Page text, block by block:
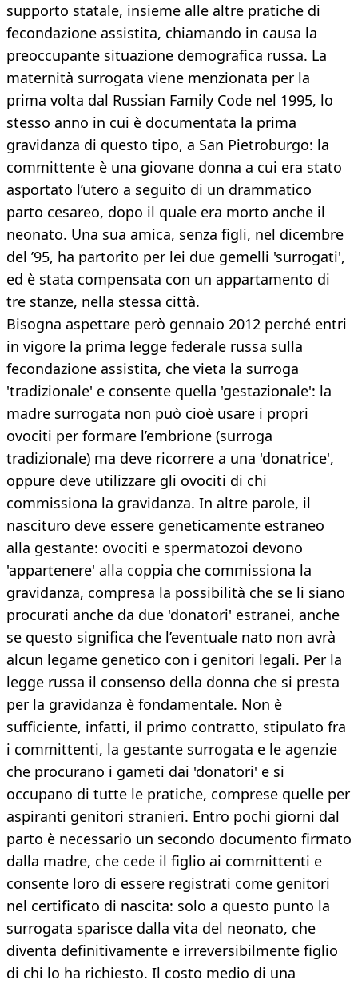
supporto statale, insieme alle altre pratiche di
fecondazione assistita, chiamando in causa la
preoccupante situazione demografica russa. La
maternità surrogata viene menzionata per la
prima volta dal Russian Family Code nel 1995, lo
stesso anno in cui è documentata la prima
gravidanza di questo tipo, a San Pietroburgo: la
committente è una giovane donna a cui era stato
asportato l’utero a seguito di un drammatico
parto cesareo, dopo il quale era morto anche il
neonato. Una sua amica, senza figli, nel dicembre
del ’95, ha partorito per lei due gemelli 'surrogati',
ed è stata compensata con un appartamento di
tre stanze, nella stessa città.
Bisogna aspettare però gennaio 2012 perché entri
in vigore la prima legge federale russa sulla
fecondazione assistita, che vieta la surroga
'tradizionale' e consente quella 'gestazionale': la
madre surrogata non può cioè usare i propri
ovociti per formare l’embrione (surroga
tradizionale) ma deve ricorrere a una 'donatrice',
oppure deve utilizzare gli ovociti di chi
commissiona la gravidanza. In altre parole, il
nascituro deve essere geneticamente estraneo
alla gestante: ovociti e spermatozoi devono
'appartenere' alla coppia che commissiona la
gravidanza, compresa la possibilità che se li siano
procurati anche da due 'donatori' estranei, anche
se questo significa che l’eventuale nato non avrà
alcun legame genetico con i genitori legali. Per la
legge russa il consenso della donna che si presta
per la gravidanza è fondamentale. Non è
sufficiente, infatti, il primo contratto, stipulato fra
i committenti, la gestante surrogata e le agenzie
che procurano i gameti dai 'donatori' e si
occupano di tutte le pratiche, comprese quelle per
aspiranti genitori stranieri. Entro pochi giorni dal
parto è necessario un secondo documento firmato
dalla madre, che cede il figlio ai committenti e
consente loro di essere registrati come genitori
nel certificato di nascita: solo a questo punto la
surrogata sparisce dalla vita del neonato, che
diventa definitivamente e irreversibilmente figlio
di chi lo ha richiesto. Il costo medio di una